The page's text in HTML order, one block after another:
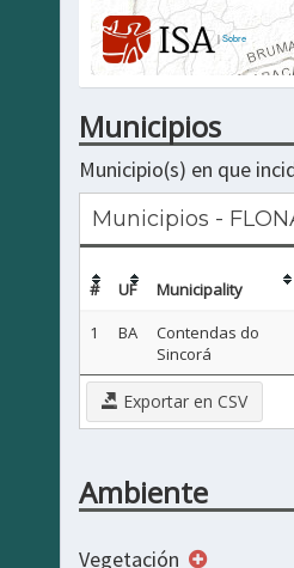
|Sobre
Municipios
Municipio(s) en que
Municipios -
# UF Municipality
1
BA
Contendas do
Sincorá
Exportar en CSV
Ambiente
Vegetación